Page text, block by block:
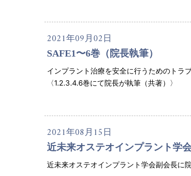
2021年09月02日
SAFE1〜6巻（院長執筆）
インプラント治療を安全に行うためのトラ
〈1.2.3.4.6巻にて院長が執筆（共著）〉
2021年08月15日
近未来オステオインプラント学
近未来オステオインプラント学会副会長に